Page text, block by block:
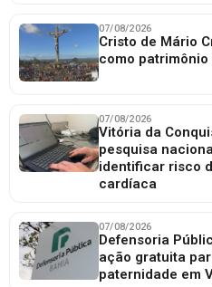
07/08/2026
Cristo de Mário
como
07/08/2026
Vitória da
pesquisa
identificar risco
cardíaca
07/08/2026
Defensoria
ação gratuita
paternidade em